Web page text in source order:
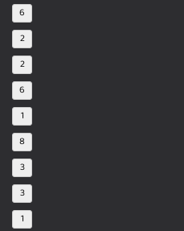
6
2
2
6
1
8
3
3
1